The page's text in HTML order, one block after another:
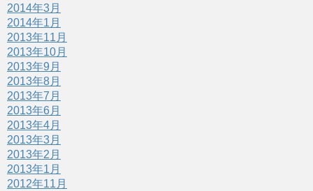
2014年3月
2014年1月
2013年11月
2013年10月
2013年9月
2013年8月
2013年7月
2013年6月
2013年4月
2013年3月
2013年2月
2013年1月
2012年11月